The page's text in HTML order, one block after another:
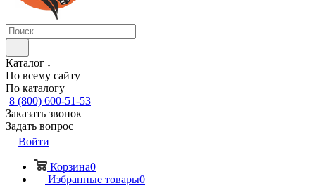
Каталог
По всему сайту
По каталогу
8 (800) 600-51-53
Заказать звонок
Задать вопрос
Войти
Корзина0
Избранные товары0